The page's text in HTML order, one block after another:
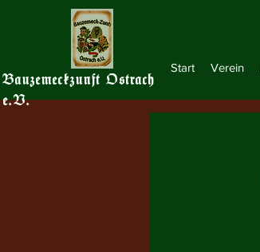
Bauzemeckzunft Ostrach
e.V.
Start Verein